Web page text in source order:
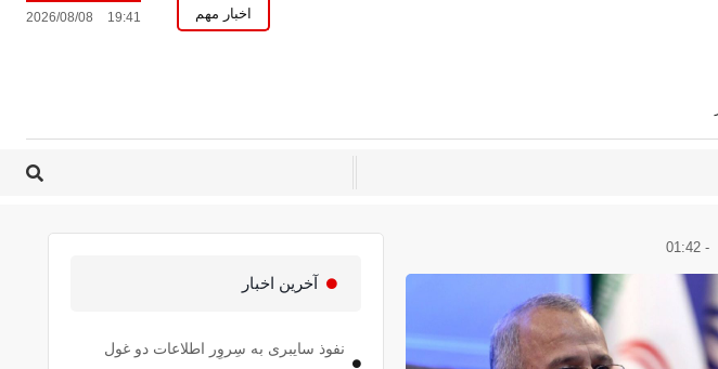
اخبار مهم 19:41
2026/08/08
-
01:42
آخرین اخبار
نفوذ سایبری به سِروِر اطلاعات دو غول